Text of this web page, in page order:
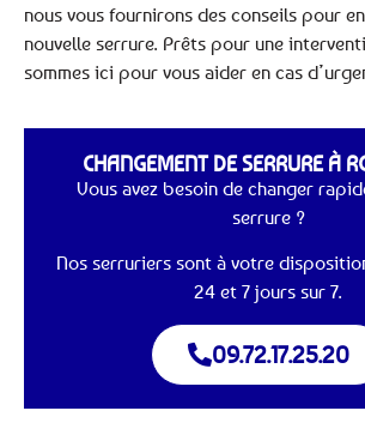
nous vous fournirons des conseils pour
nouvelle serrure. Prêts pour une
sommes ici pour vous aider en cas
CHANGEMENT DE SERRURE À
Vous avez besoin de changer
serrure ?
Nos serruriers sont à votre
24 et 7 jours sur 7.
09.72.17.25.20